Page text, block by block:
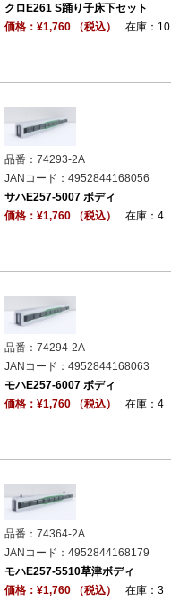
クロE261 S踊り子床下セット
価格：¥1,760 （税込）
在庫：10
品番：74293-2A
JANコード：4952844168056
サハE257-5007 ボディ
価格：¥1,760 （税込）
在庫：4
品番：74294-2A
JANコード：4952844168063
モハE257-6007 ボディ
価格：¥1,760 （税込）
在庫：4
品番：74364-2A
JANコード：4952844168179
モハE257-5510草津ボディ
価格：¥1,760 （税込）
在庫：3